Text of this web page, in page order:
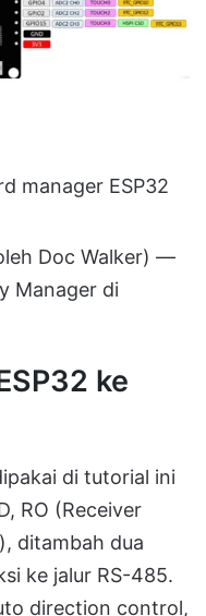
manager ESP32
Doc Walker) —
Manager di
ke
di tutorial ini
RO (Receiver
ditambah dua
ke jalur RS-485.
direction control,